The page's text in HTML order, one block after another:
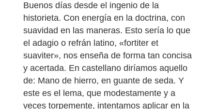
Buenos días desde el ingenio de la
historieta. Con energía en la doctrina, con
suavidad en las maneras. Esto sería lo que
el adagio o refrán latino, «fortiter et
suaviter», nos enseña de forma tan concisa
y acertada. En castellano diríamos aquello
de: Mano de hierro, en guante de seda. Y
este es el lema, que modestamente y a
veces torpemente, intentamos aplicar en la